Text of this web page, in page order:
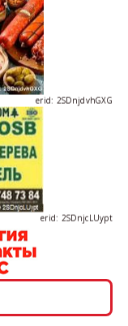
erid: 2SDnjdvhGXG